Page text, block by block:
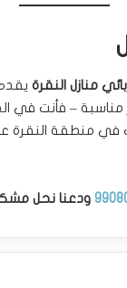
منازل النقرة
مناسبة – فأنت في
منطقة النقرة
ودعنا نحل